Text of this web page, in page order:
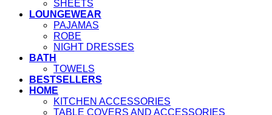
SHEETS
LOUNGEWEAR
PAJAMAS
ROBE
NIGHT DRESSES
BATH
TOWELS
BESTSELLERS
HOME
KITCHEN ACCESSORIES
TABLE COVERS AND ACCESSORIES